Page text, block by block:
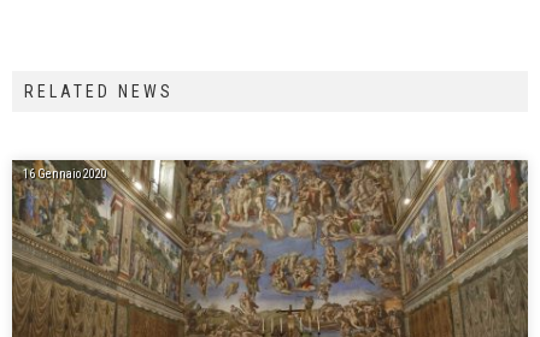
RELATED NEWS
16 Gennaio 2020